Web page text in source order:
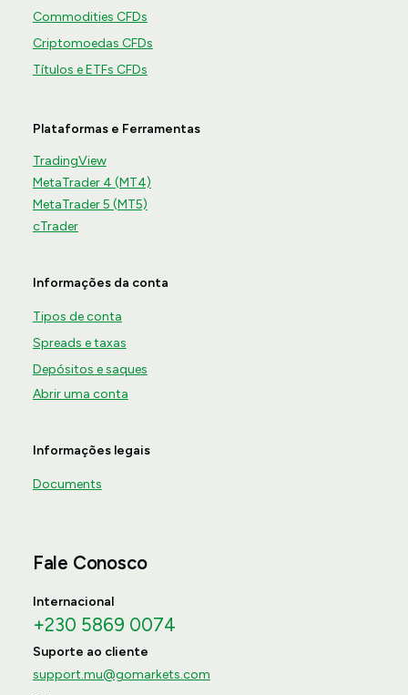
Commodities CFDs
Criptomoedas CFDs
Títulos e ETFs CFDs
Plataformas e Ferramentas
TradingView
MetaTrader 4 (MT4)
MetaTrader 5 (MT5)
cTrader
Informações da conta
Tipos de conta
Spreads e taxas
Depósitos e saques
Abrir uma conta
Informações legais
Documents
Fale Conosco
Internacional
+230 5869 0074
Suporte ao cliente
support.mu@gomarkets.com